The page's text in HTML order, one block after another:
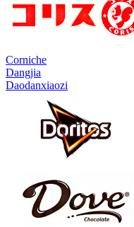
Corniche
Dangjia
Daodanxiaozi